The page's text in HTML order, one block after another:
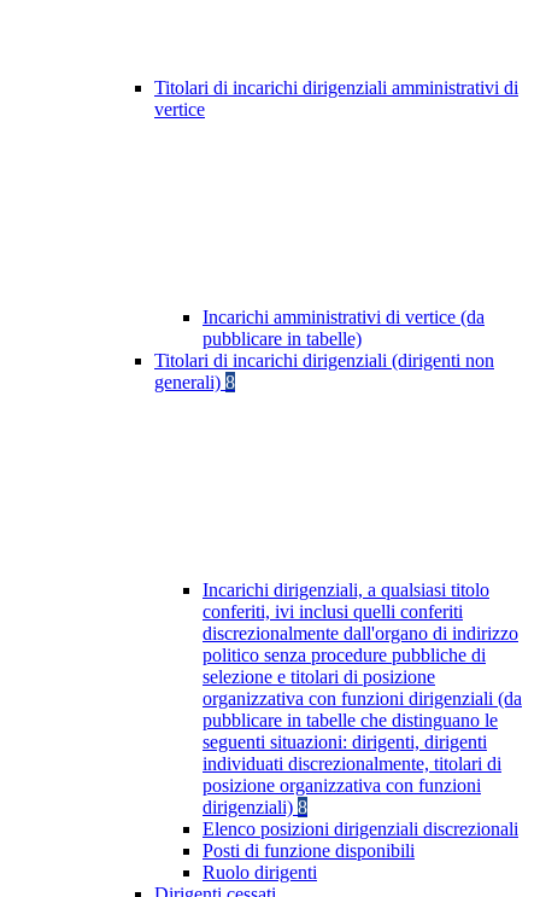
Titolari di incarichi dirigenziali amministrativi di
vertice
Incarichi amministrativi di vertice (da
pubblicare in tabelle)
Titolari di incarichi dirigenziali (dirigenti non
generali) 8
Incarichi dirigenziali, a qualsiasi titolo
conferiti, ivi inclusi quelli conferiti
discrezionalmente dall'organo di indirizzo
politico senza procedure pubbliche di
selezione e titolari di posizione
organizzativa con funzioni dirigenziali (da
pubblicare in tabelle che distinguano le
seguenti situazioni: dirigenti, dirigenti
individuati discrezionalmente, titolari di
posizione organizzativa con funzioni
dirigenziali) 8
Elenco posizioni dirigenziali discrezionali
Posti di funzione disponibili
Ruolo dirigenti